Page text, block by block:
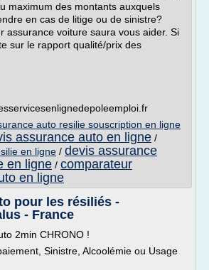
maximum des montants auxquels
en cas de litige ou de sinistre?
assurance voiture saura vous aider. Si
sur le rapport qualité/prix des
auto resilie souscription en ligne
assurance auto en ligne /
en ligne / devis assurance
en ligne / comparateur
en ligne
pour les résiliés -
- France
2min CHRONO !
Sinistre, Alcoolémie ou Usage